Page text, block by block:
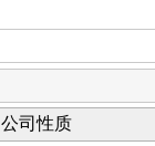
公司性质